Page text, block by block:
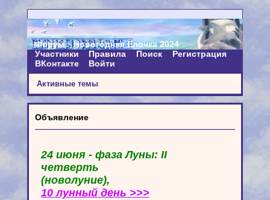
Форум
Новогодняя Ёлочка 2024
Участники
Правила Поиск
Регистрация
ВКонтакте
Войти
Активные темы
Объявление
24 июня - фаза Луны: II
четверть
(новолуние),
10 лунный день >>>